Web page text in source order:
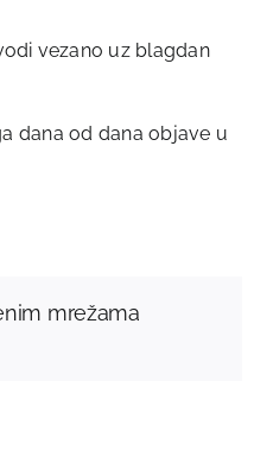
vezano uz blagdan
dana od dana objave u
mrežama